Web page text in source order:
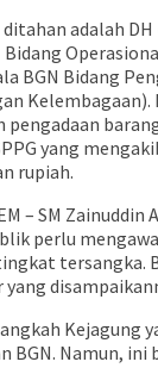
adalah DH
Bidang
BGN Bidang
Kelembagaan).
yang
rupiah.
– SM Zainuddin
perlu
tersangka.
Kejagung
BGN. Namun, ini